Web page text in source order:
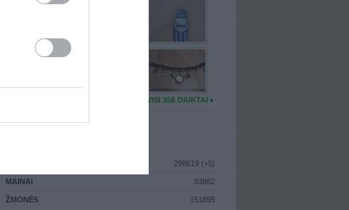
VISI 356 DAIKTAI
298619 (+5)
MAINAI 93862
ŽMONĖS 151895